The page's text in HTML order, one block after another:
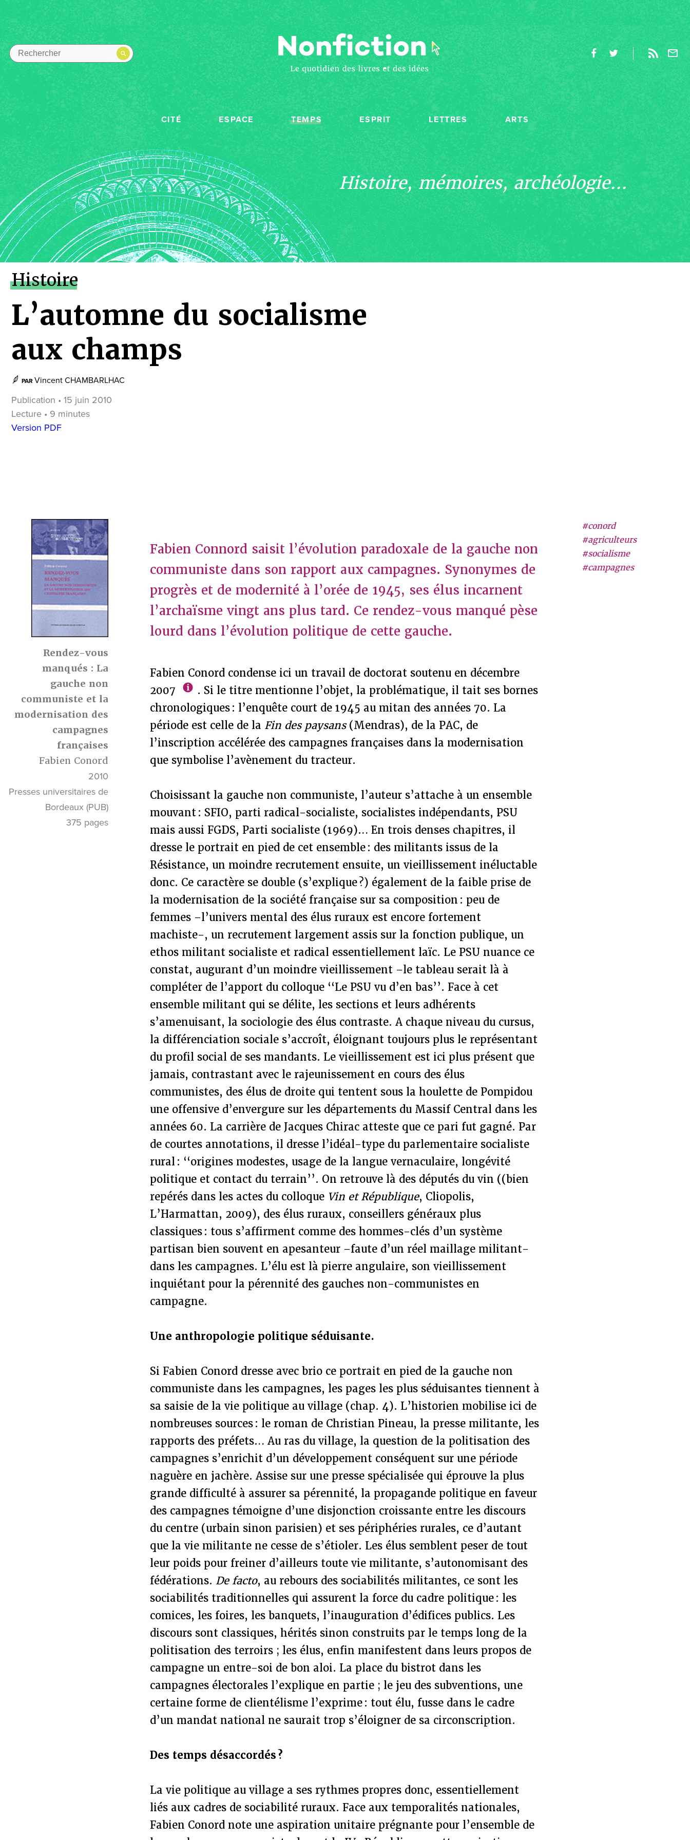
CITÉ ESPACE TEMPS ESPRIT LETTRES ARTS
Histoire, mémoires, archéologie...
Histoire
L’automne du socialisme
aux champs
PAR Vincent CHAMBARLHAC
Publication • 15 juin 2010
Lecture • 9 minutes
Version PDF
Rendez-vous
manqués : La
gauche non
communiste et la
modernisation des
campagnes
françaises
Fabien Conord
2010
Presses universitaires de
Bordeaux (PUB)
375 pages
#conord
#agriculteurs
#socialisme
#campagnes
Fabien Connord saisit l’évolution paradoxale de la gauche non
communiste dans son rapport aux campagnes. Synonymes de
progrès et de modernité à l’orée de 1945, ses élus incarnent
l’archaïsme vingt ans plus tard. Ce rendez-vous manqué pèse
lourd dans l’évolution politique de cette gauche.
Fabien Conord condense ici un travail de doctorat soutenu en décembre
2007
. Si le titre mentionne l’objet, la problématique, il tait ses bornes
chronologiques : l’enquête court de 1945 au mitan des années 70. La
période est celle de la Fin des paysans(Mendras), de la PAC, de
l’inscription accélérée des campagnes françaises dans la modernisation
que symbolise l’avènement du tracteur.
Choisissant la gauche non communiste, l’auteur s’attache à un ensemble
mouvant : SFIO, parti radical-socialiste, socialistes indépendants, PSU
mais aussi FGDS, Parti socialiste (1969)… En trois denses chapitres, il
dresse le portrait en pied de cet ensemble : des militants issus de la
Résistance, un moindre recrutement ensuite, un vieillissement inéluctable
donc. Ce caractère se double (s’explique ?) également de la faible prise de
la modernisation de la société française sur sa composition : peu de
femmes –l’univers mental des élus ruraux est encore fortement
machiste-, un recrutement largement assis sur la fonction publique, un
ethos militant socialiste et radical essentiellement laïc. Le PSU nuance ce
constat, augurant d’un moindre vieillissement –le tableau serait là à
compléter de l’apport du colloque ‘‘Le PSU vu d’en bas’’. Face à cet
ensemble militant qui se délite, les sections et leurs adhérents
s’amenuisant, la sociologie des élus contraste. A chaque niveau du cursus,
la différenciation sociale s’accroît, éloignant toujours plus le représentant
du profil social de ses mandants. Le vieillissement est ici plus présent que
jamais, contrastant avec le rajeunissement en cours des élus
communistes, des élus de droite qui tentent sous la houlette de Pompidou
une offensive d’envergure sur les départements du Massif Central dans les
années 60. La carrière de Jacques Chirac atteste que ce pari fut gagné. Par
de courtes annotations, il dresse l’idéal-type du parlementaire socialiste
rural : ‘‘origines modestes, usage de la langue vernaculaire, longévité
politique et contact du terrain’’. On retrouve là des députés du vin ((bien
repérés dans les actes du colloque Vin et République, Cliopolis,
L’Harmattan, 2009), des élus ruraux, conseillers généraux plus
classiques : tous s’affirment comme des hommes-clés d’un système
partisan bien souvent en apesanteur –faute d’un réel maillage militant-
dans les campagnes. L’élu est là pierre angulaire, son vieillissement
inquiétant pour la pérennité des gauches non-communistes en
campagne.
Une anthropologie politique séduisante.
Si Fabien Conord dresse avec brio ce portrait en pied de la gauche non
communiste dans les campagnes, les pages les plus séduisantes tiennent à
sa saisie de la vie politique au village (chap. 4). L’historien mobilise ici de
nombreuses sources : le roman de Christian Pineau, la presse militante, les
rapports des préfets… Au ras du village, la question de la politisation des
campagnes s’enrichit d’un développement conséquent sur une période
naguère en jachère. Assise sur une presse spécialisée qui éprouve la plus
grande difficulté à assurer sa pérennité, la propagande politique en faveur
des campagnes témoigne d’une disjonction croissante entre les discours
du centre (urbain sinon parisien) et ses périphéries rurales, ce d’autant
que la vie militante ne cesse de s’étioler. Les élus semblent peser de tout
leur poids pour freiner d’ailleurs toute vie militante, s’autonomisant des
fédérations. De facto, au rebours des sociabilités militantes, ce sont les
sociabilités traditionnelles qui assurent la force du cadre politique : les
comices, les foires, les banquets, l’inauguration d’édifices publics. Les
discours sont classiques, hérités sinon construits par le temps long de la
politisation des terroirs ; les élus, enfin manifestent dans leurs propos de
campagne un entre-soi de bon aloi. La place du bistrot dans les
campagnes électorales l’explique en partie ; le jeu des subventions, une
certaine forme de clientélisme l’exprime : tout élu, fusse dans le cadre
d’un mandat national ne saurait trop s’éloigner de sa circonscription.
Des temps désaccordés ?
La vie politique au village a ses rythmes propres donc, essentiellement
liés aux cadres de sociabilité ruraux. Face aux temporalités nationales,
Fabien Conord note une aspiration unitaire prégnante pour l’ensemble de